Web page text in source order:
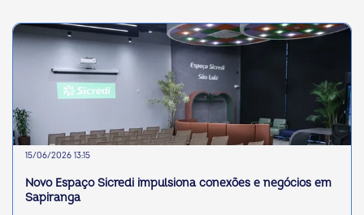
15/06/2026 13:15
Novo Espaço Sicredi impulsiona conexões e negócios em
Sapiranga